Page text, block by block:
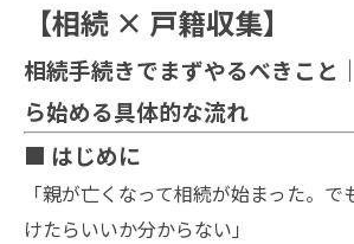
【相続 × 戸籍収集】
相続手続きでまずやるべきこと
ら始める具体的な流れ
■ はじめに
「親が亡くなって相続が始まった。
けたらいいか分からない」